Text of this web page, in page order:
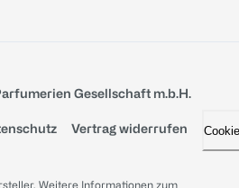
Gesellschaft m.b.H.
Vertrag widerrufen
Weitere Informationen zum